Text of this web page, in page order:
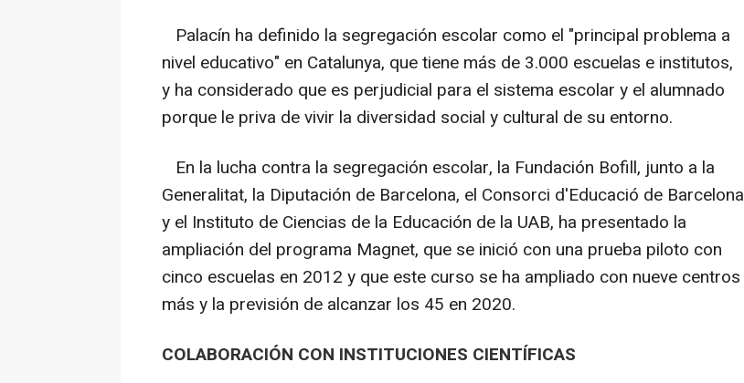
Palacín ha definido la segregación escolar como el "principal problema a
nivel educativo" en Catalunya, que tiene más de 3.000 escuelas e institutos,
y ha considerado que es perjudicial para el sistema escolar y el alumnado
porque le priva de vivir la diversidad social y cultural de su entorno.
En la lucha contra la segregación escolar, la Fundación Bofill, junto a la
Generalitat, la Diputación de Barcelona, el Consorci d'Educació de Barcelona
y el Instituto de Ciencias de la Educación de la UAB, ha presentado la
ampliación del programa Magnet, que se inició con una prueba piloto con
cinco escuelas en 2012 y que este curso se ha ampliado con nueve centros
más y la previsión de alcanzar los 45 en 2020.
COLABORACIÓN CON INSTITUCIONES CIENTÍFICAS